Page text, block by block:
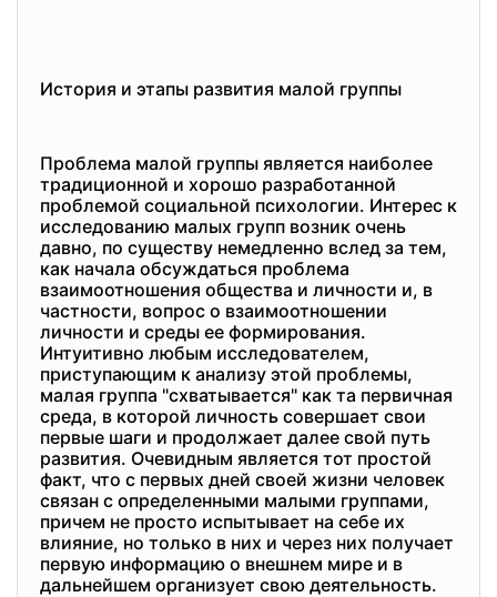
История и этапы развития малой группы
Проблема малой группы является наиболее
традиционной и хорошо разработанной
проблемой социальной психологии. Интерес к
исследованию малых групп возник очень
давно, по существу немедленно вслед за тем,
как начала обсуждаться проблема
взаимоотношения общества и личности и, в
частности, вопрос о взаимоотношении
личности и среды ее формирования.
Интуитивно любым исследователем,
приступающим к анализу этой проблемы,
малая группа "схватывается" как та первичная
среда, в которой личность совершает свои
первые шаги и продолжает далее свой путь
развития. Очевидным является тот простой
факт, что с первых дней своей жизни человек
связан с определенными малыми группами,
причем не просто испытывает на себе их
влияние, но только в них и через них получает
первую информацию о внешнем мире и в
дальнейшем организует свою деятельность.